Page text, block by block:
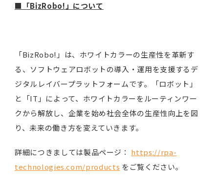
■「BizRobo!」について
「BizRobo!」は、ホワイトカラーの生産性を革新す
る、ソフトウェアロボットの導入・運用を支援するデ
ジタルレイバープラットフォームです。「ロボット」
と「IT」によって、ホワイトカラーをルーティンワー
クから解放し、企業を始め社会全体の生産性向上を図
り、未来の働き方を変えていきます。
詳細につきましては製品ページ： https://rpa-
technologies.com/products をご覧ください。